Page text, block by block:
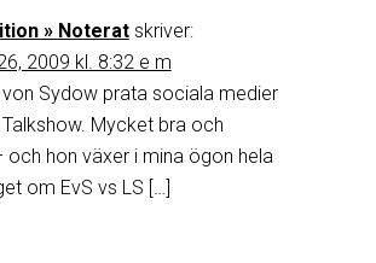
» Noterat skriver:
2009 kl. 8:32 e m
von Sydow prata sociala medier
Mycket bra och
och hon växer i mina ögon hela
om EvS vs LS […]